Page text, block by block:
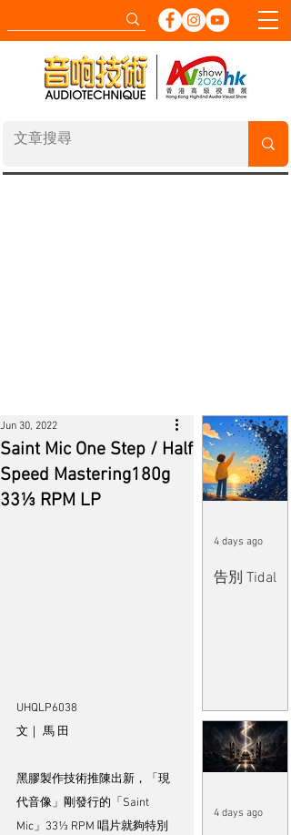
Saint Mic One Step / Half
Speed Mastering180g
33⅓ RPM LP
Jun 30, 2022
UHQLP6038
文｜ 馬 田
黑膠製作技術推陳出新，「現
代音像」剛發行的「Saint
Mic」33⅓ RPM 唱片就夠特別
告別 Tidal
4 days ago
4 days ago